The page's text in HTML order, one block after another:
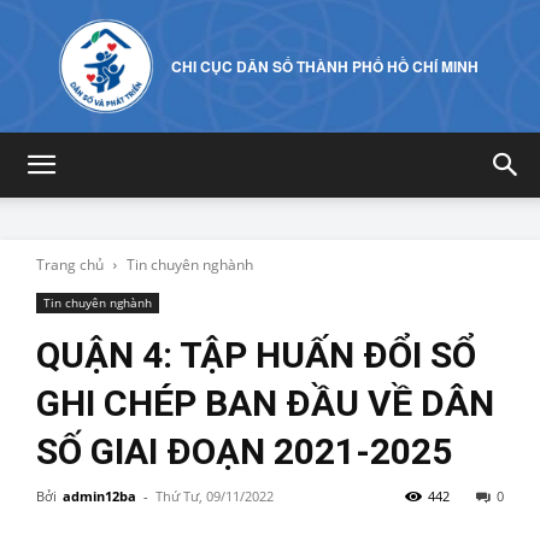
CHI CỤC DÂN SỐ THÀNH PHỐ HỒ CHÍ MINH
Trang chủ Tin chuyên nghành
Tin chuyên nghành
QUẬN 4: TẬP HUẤN ĐỔI SỔ
GHI CHÉP BAN ĐẦU VỀ DÂN
SỐ GIAI ĐOẠN 2021-2025
Bởi admin12ba - Thứ Tư, 09/11/2022 0
442